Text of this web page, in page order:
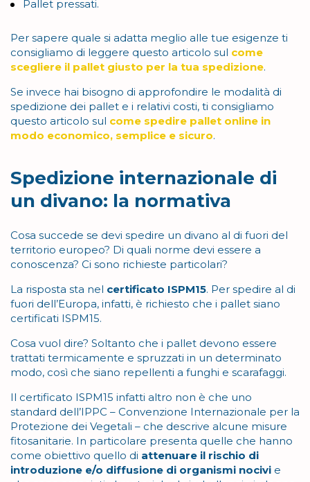
Pallet pressati.
Per sapere quale si adatta meglio alle tue esigenze ti
consigliamo di leggere questo articolo sul come
scegliere il pallet giusto per la tua spedizione.
Se invece hai bisogno di approfondire le modalità di
spedizione dei pallet e i relativi costi, ti consigliamo
questo articolo sul come spedire pallet online in
modo economico, semplice e sicuro.
Spedizione internazionale di
un divano: la normativa
Cosa succede se devi spedire un divano al di fuori del
territorio europeo? Di quali norme devi essere a
conoscenza? Ci sono richieste particolari?
La risposta sta nel certificato ISPM15. Per spedire al di
fuori dell’Europa, infatti, è richiesto che i pallet siano
certificati ISPM15.
Cosa vuol dire? Soltanto che i pallet devono essere
trattati termicamente e spruzzati in un determinato
modo, così che siano repellenti a funghi e scarafaggi.
Il certificato ISPM15 infatti altro non è che uno
standard dell’IPPC – Convenzione Internazionale per la
Protezione dei Vegetali – che descrive alcune misure
fitosanitarie. In particolare presenta quelle che hanno
come obiettivo quello di attenuare il rischio di
introduzione e/o diffusione di organismi nocivi e